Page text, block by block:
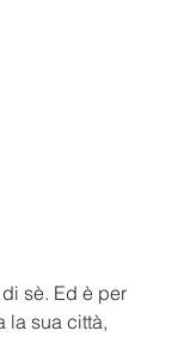
sè. Ed è per
la sua città,